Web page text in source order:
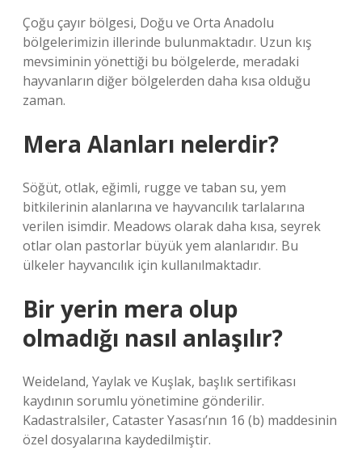
Çoğu çayır bölgesi, Doğu ve Orta Anadolu
bölgelerimizin illerinde bulunmaktadır. Uzun kış
mevsiminin yönettiği bu bölgelerde, meradaki
hayvanların diğer bölgelerden daha kısa olduğu
zaman.
Mera Alanları nelerdir?
Söğüt, otlak, eğimli, rugge ve taban su, yem
bitkilerinin alanlarına ve hayvancılık tarlalarına
verilen isimdir. Meadows olarak daha kısa, seyrek
otlar olan pastorlar büyük yem alanlarıdır. Bu
ülkeler hayvancılık için kullanılmaktadır.
Bir yerin mera olup
olmadığı nasıl anlaşılır?
Weideland, Yaylak ve Kuşlak, başlık sertifikası
kaydının sorumlu yönetimine gönderilir.
Kadastralsiler, Cataster Yasası’nın 16 (b) maddesinin
özel dosyalarına kaydedilmiştir.